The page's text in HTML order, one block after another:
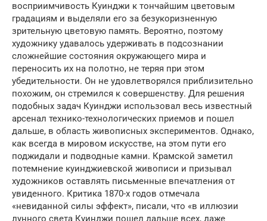
восприимчивость Куинджи к тончайшим цветовым
градациям и выделяли его за безукоризненную
зрительную цветовую память. Вероятно, поэтому
художнику удавалось удерживать в подсознании
сложнейшие состояния окружающего мира и
переносить их на полотно, не теряя при этом
убедительности. Он не удовлетворялся приблизительно
похожим, он стремился к совершенству. Для решения
подобных задач Куинджи использовал весь известный
арсенал технико-технологических приемов и пошел
дальше, в область живописных экспериментов. Однако,
как всегда в мировом искусстве, на этом пути его
поджидали и подводные камни. Крамской заметил
потемнение куинджиевской живописи и призывал
художников оставлять письменные впечатления от
увиденного. Критика 1870-х годов отмечала
«невиданной силы эффект», писали, что «в иллюзии
лунного света Куинджи пошел дальше всех, даже